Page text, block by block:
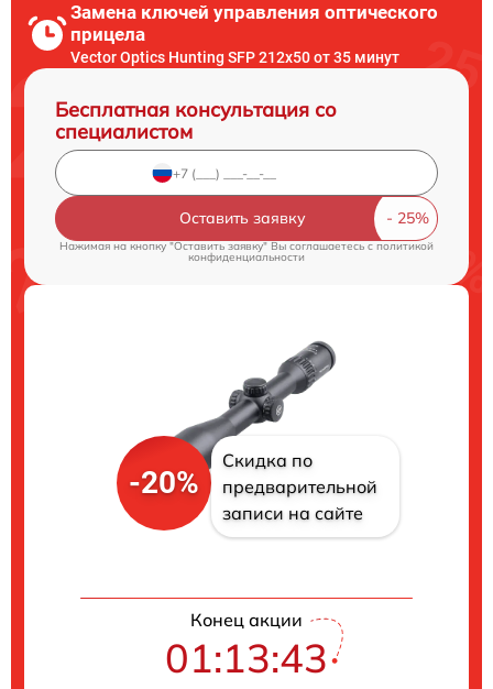
Замена ключей управления оптического
прицела
Vector Optics Hunting SFP 212x50 от 35 минут
Бесплатная консультация со
специалистом
Оставить заявку
Нажимая на кнопку "Оставить заявку" Вы соглашаетесь c политикой
конфиденциальности
-20%
Скидка по
предварительной
записи на сайте
Конец акции
01:13:42